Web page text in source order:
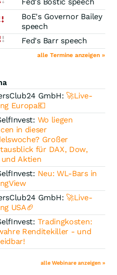
BoE's Governor Bailey
speech
Fed's Barr speech
alle Termine anzeigen »
GmbH: 🚀Live-
Europa💶
Wo liegen
in dieser
Großer
für DAX, Dow,
Aktien
Neu: WL-Bars in
GmbH: 🚀Live-
USA🏈
Tradingkosten:
Renditekiller - und
alle Webinare anzeigen »